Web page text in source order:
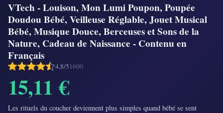
VTech - Louison, Mon Lumi Poupon, Poupée
Doudou Bébé, Veilleuse Réglable, Jouet Musical
Bébé, Musique Douce, Berceuses et Sons de la
Nature, Cadeau de Naissance - Contenu en
Français
4,8/51600
15,11 €
Les rituels du coucher deviennent plus simples quand bébé se sent